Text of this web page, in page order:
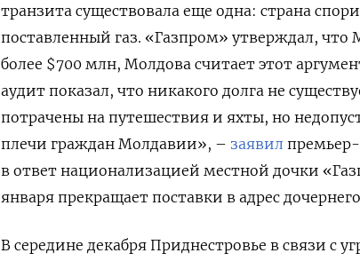
транзита существовала еще одна: страна
поставленный газ. «Газпром» утверждал, что
более $700 млн, Молдова считает этот
аудит показал, что никакого долга не
потрачены на путешествия и яхты, но
плечи граждан Молдавии», – заявил
в ответ национализацией местной дочки
января прекращает поставки в адрес
В середине декабря Приднестровье в связи с